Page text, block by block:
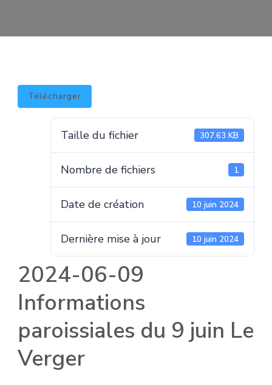
Télécharger
Taille du fichier 307.63 KB
Nombre de fichiers 1
Date de création 10 juin 2024
Dernière mise à jour 10 juin 2024
2024-06-09
Informations
paroissiales du 9 juin Le
Verger